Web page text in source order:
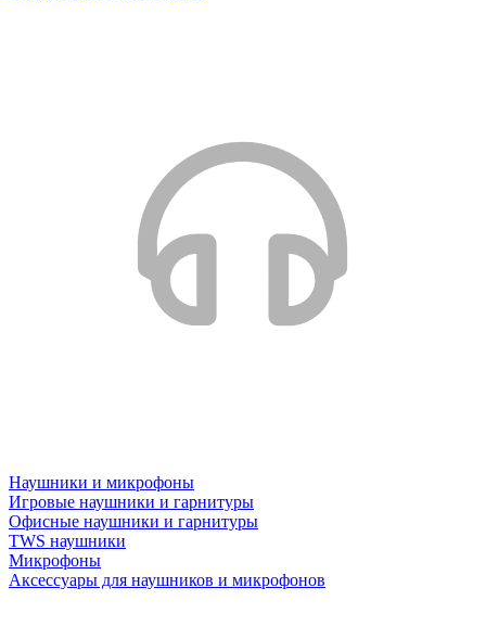
Наушники и микрофоны
Игровые наушники и гарнитуры
Офисные наушники и гарнитуры
TWS наушники
Микрофоны
Аксессуары для наушников и микрофонов